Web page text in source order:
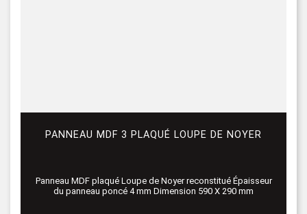
PANNEAU MDF 3 PLAQUÉ LOUPE DE NOYER
Panneau MDF plaqué Loupe de Noyer reconstitué Épaisseur
du panneau poncé 4 mm Dimension 590 X 290 mm